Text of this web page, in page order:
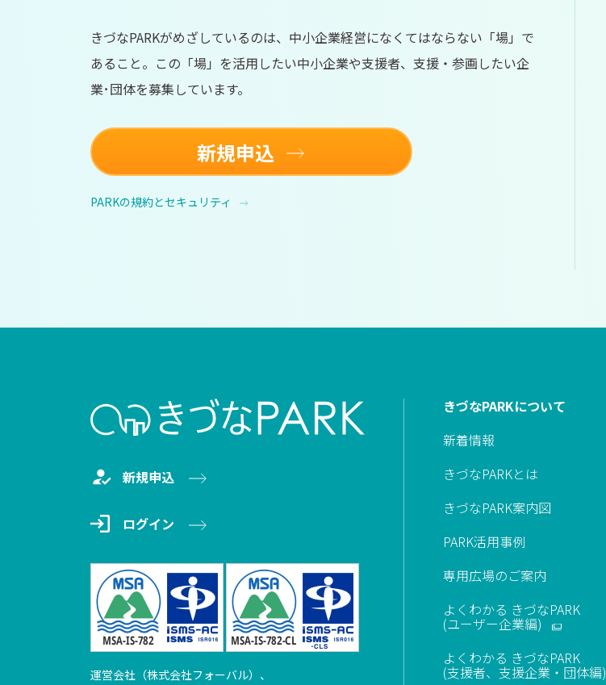
きづなPARKがめざしているのは、中小企業経営になくてはならない「場」で
あること。この「場」を活用したい中小企業や支援者、支援・参画したい企
業･団体を募集しています。
新規申込
PARKの規約とセキュリティ
新規申込
ログイン
運営会社（株式会社フォーバル）、
きづなPARKについて
新着情報
きづなPARKとは
きづなPARK案内図
PARK活用事例
専用広場のご案内
よくわかる きづなPARK
(ユーザー企業編)
よくわかる きづなPARK
(支援者、支援企業・団体編)